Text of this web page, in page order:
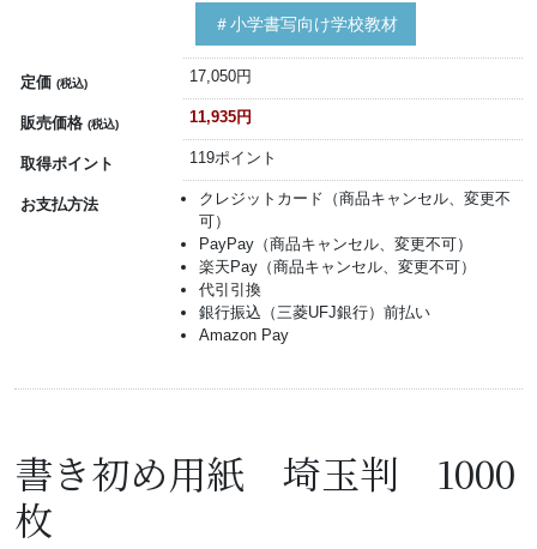
＃小学書写向け学校教材
定価 (税込) 17,050円
販売価格 (税込) 11,935円
取得ポイント 119ポイント
お支払方法
クレジットカード（商品キャンセル、変更不
可）
PayPay（商品キャンセル、変更不可）
楽天Pay（商品キャンセル、変更不可）
代引引換
銀行振込（三菱UFJ銀行）前払い
Amazon Pay
書き初め用紙 埼玉判 1000
枚